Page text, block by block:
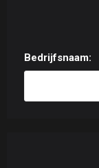
Bedrijfsnaam: